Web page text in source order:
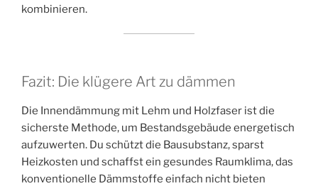
kombinieren.
Fazit: Die klügere Art zu dämmen
Die Innendämmung mit Lehm und Holzfaser ist die
sicherste Methode, um Bestandsgebäude energetisch
aufzuwerten. Du schützt die Bausubstanz, sparst
Heizkosten und schaffst ein gesundes Raumklima, das
konventionelle Dämmstoffe einfach nicht bieten